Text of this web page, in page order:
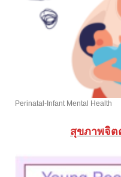
Perinatal-Infant Mental Health
สุขภาพจิ